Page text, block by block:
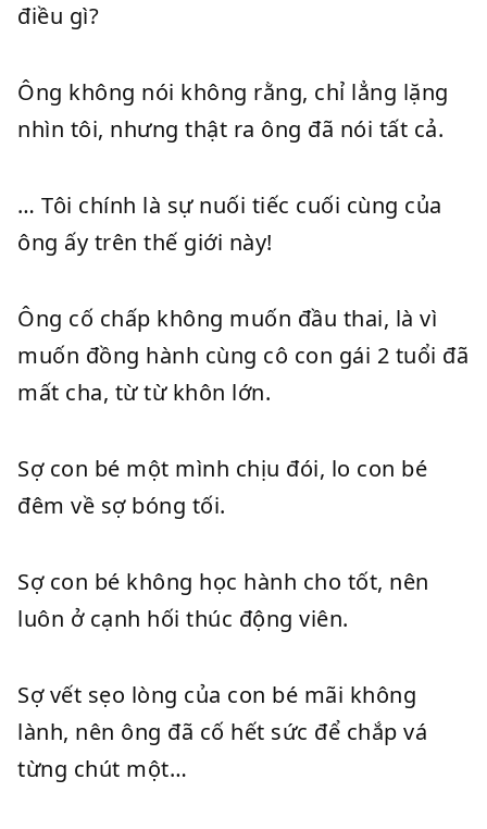
điều gì?
Ông không nói không rằng, chỉ lẳng lặng
nhìn tôi, nhưng thật ra ông đã nói tất cả.
… Tôi chính là sự nuối tiếc cuối cùng của
ông ấy trên thế giới này!
Ông cố chấp không muốn đầu thai, là vì
muốn đồng hành cùng cô con gái 2 tuổi đã
mất cha, từ từ khôn lớn.
Sợ con bé một mình chịu đói, lo con bé
đêm về sợ bóng tối.
Sợ con bé không học hành cho tốt, nên
luôn ở cạnh hối thúc động viên.
Sợ vết sẹo lòng của con bé mãi không
lành, nên ông đã cố hết sức để chắp vá
từng chút một…